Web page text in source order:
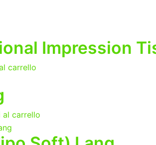
Impression
carrello
al carrello